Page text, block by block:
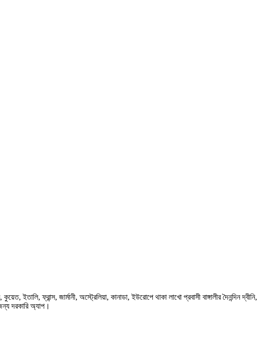
ফ্রান্স, জার্মানী, অস্ট্রেলিয়া, কানাডা, ইউরোপে থাকা লাখো প্রবাসী বাঙ্গালীর দৈনন্দিন দ্বীনি,
দরকারি অ্যাপ।